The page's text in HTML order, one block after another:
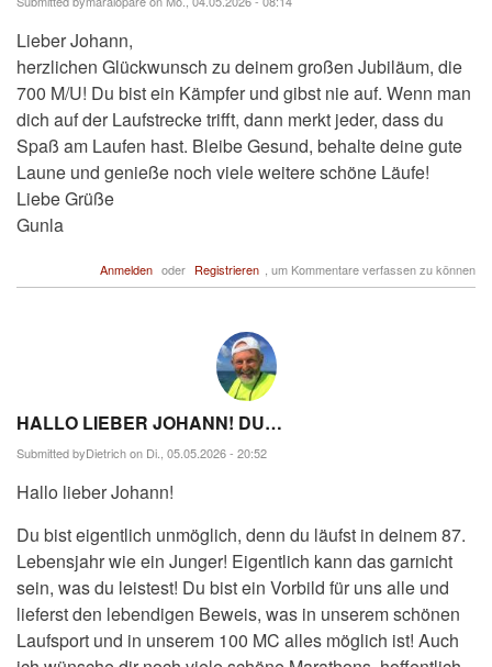
Lieber Johann,
herzlichen Glückwunsch zu deinem großen Jubiläum, die
700 M/U! Du bist ein Kämpfer und gibst nie auf. Wenn man
dich auf der Laufstrecke trifft, dann merkt jeder, dass du
Spaß am Laufen hast. Bleibe Gesund, behalte deine gute
Laune und genieße noch viele weitere schöne Läufe!
Liebe Grüße
Gunla
Anmelden oder Registrieren , um Kommentare verfassen zu können
HALLO LIEBER JOHANN! DU…
Submitted byDietrichon Di., 05.05.2026 - 20:52
Hallo lieber Johann!
Du bist eigentlich unmöglich, denn du läufst in deinem 87.
Lebensjahr wie ein Junger! Eigentlich kann das garnicht
sein, was du leistest! Du bist ein Vorbild für uns alle und
lieferst den lebendigen Beweis, was in unserem schönen
Laufsport und in unserem 100 MC alles möglich ist! Auch